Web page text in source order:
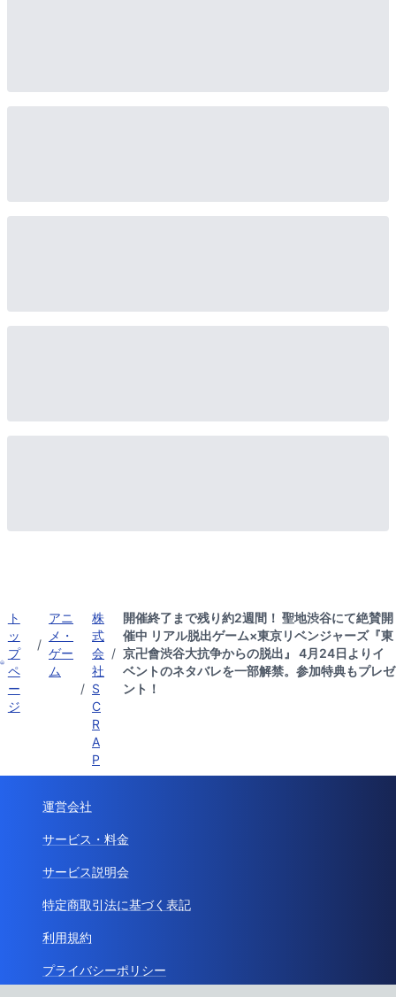
ト
ッ
プ
ペ
ー
ジ
/
アニ
メ・
ゲー
ム
/
株
式
会
社
S
C
R
A
P
/
開催終了まで残り約2週間！ 聖地渋谷にて絶賛開
催中 リアル脱出ゲーム×東京リベンジャーズ『東
京卍會渋谷大抗争からの脱出』 4月24日よりイ
ベントのネタバレを一部解禁。参加特典もプレゼ
ント！
運営会社
サービス・料金
サービス説明会
特定商取引法に基づく表記
利用規約
プライバシーポリシー